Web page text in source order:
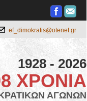
ef_dimokratis@otenet.gr
1928 - 2026
ΧΡΟΝΙΑ
ΑΓΩΝΩΝ